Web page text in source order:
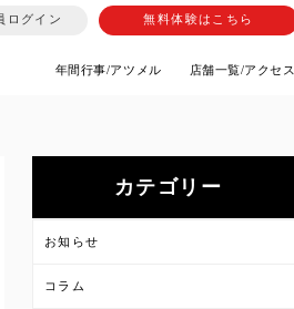
ログイン 無料体験はこちら
年間行事/アツメル 店舗一覧/アクセス
カテゴリー
お知らせ
コラム